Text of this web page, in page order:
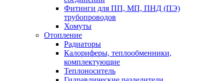
Фитинги для ПП, МП, ПНД (ПЭ)
трубопроводов
Хомуты
Отопление
Радиаторы
Калориферы, теплообменники,
комплектующие
Теплоноситель